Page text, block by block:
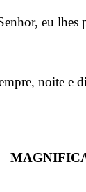
eu
noite e